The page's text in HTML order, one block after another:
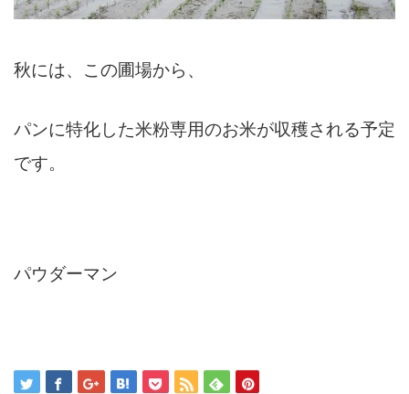
秋には、この圃場から、
パンに特化した米粉専用のお米が収穫される予定
です。
パウダーマン